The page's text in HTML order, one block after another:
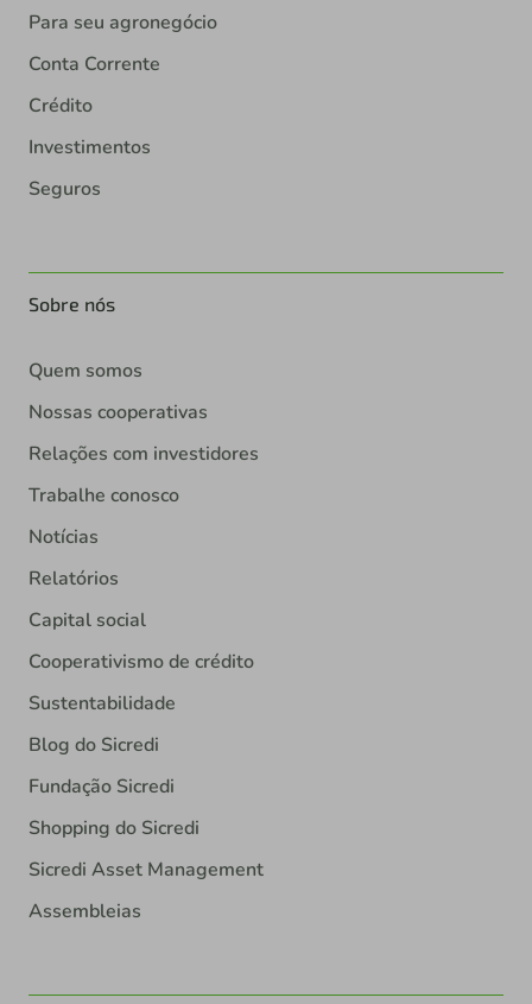
Para seu agronegócio
Conta Corrente
Crédito
Investimentos
Seguros
Sobre nós
Quem somos
Nossas cooperativas
Relações com investidores
Trabalhe conosco
Notícias
Relatórios
Capital social
Cooperativismo de crédito
Sustentabilidade
Blog do Sicredi
Fundação Sicredi
Shopping do Sicredi
Sicredi Asset Management
Assembleias